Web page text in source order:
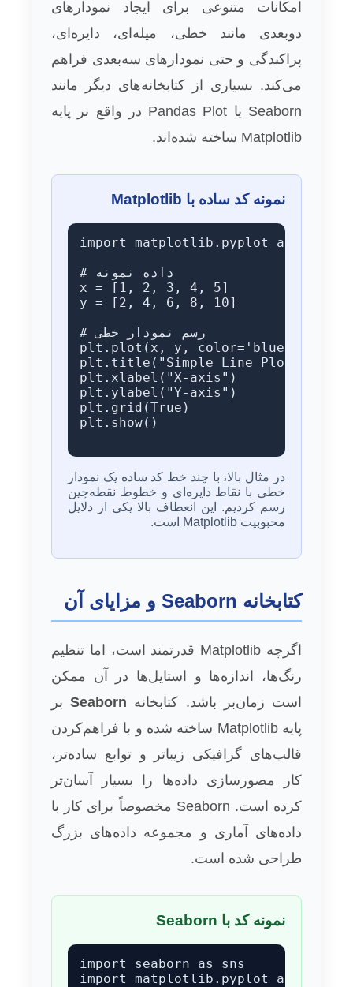
امکانات متنوعی برای ایجاد نمودارهای
دوبعدی مانند خطی، میله‌ای، دایره‌ای،
پراکندگی و حتی نمودارهای سه‌بعدی فراهم
می‌کند. بسیاری از کتابخانه‌های دیگر مانند
Seaborn یا Pandas Plot در واقع بر پایه
Matplotlib ساخته شده‌اند.
نمونه کد ساده با Matplotlib
import matplotlib.pyplot as plt
# داده نمونه
x = [1, 2, 3, 4, 5]
y = [2, 4, 6, 8, 10]
# رسم نمودار خطی
plt.plot(x, y, color='blue',
plt.title("Simple Line Plot")
plt.xlabel("X-axis")
plt.ylabel("Y-axis")
plt.grid(True)
plt.show()
در مثال بالا، با چند خط کد ساده یک نمودار
خطی با نقاط دایره‌ای و خطوط نقطه‌چین
رسم کردیم. این انعطاف بالا یکی از دلایل
محبوبیت Matplotlib است.
کتابخانه Seaborn و مزایای آن
اگرچه Matplotlib قدرتمند است، اما تنظیم
رنگ‌ها، اندازه‌ها و استایل‌ها در آن ممکن
است زمان‌بر باشد. کتابخانه Seabornبر
پایه Matplotlib ساخته شده و با فراهم‌کردن
قالب‌های گرافیکی زیباتر و توابع ساده‌تر،
کار مصورسازی داده‌ها را بسیار آسان‌تر
کرده است. Seaborn مخصوصاً برای کار با
داده‌های آماری و مجموعه داده‌های بزرگ
طراحی شده است.
نمونه کد با Seaborn
import seaborn as sns
import matplotlib.pyplot as plt